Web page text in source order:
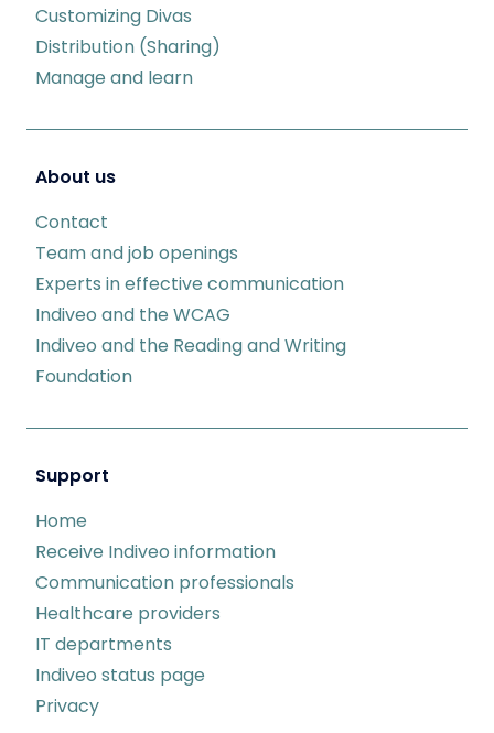
Customizing Divas
Distribution (Sharing)
Manage and learn
About us
Contact
Team and job openings
Experts in effective communication
Indiveo and the WCAG
Indiveo and the Reading and Writing
Foundation
Support
Home
Receive Indiveo information
Communication professionals
Healthcare providers
IT departments
Indiveo status page
Privacy